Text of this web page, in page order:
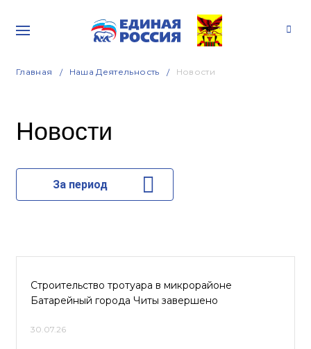
Главная Наша Деятельность Новости
Новости
За период
Строительство тротуара в микрорайоне
Батарейный города Читы завершено
30.07.26